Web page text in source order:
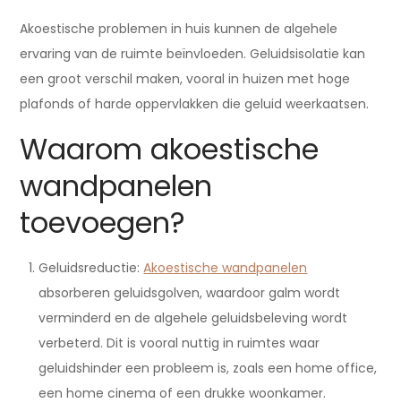
Akoestische problemen in huis kunnen de algehele
ervaring van de ruimte beïnvloeden. Geluidsisolatie kan
een groot verschil maken, vooral in huizen met hoge
plafonds of harde oppervlakken die geluid weerkaatsen.
Waarom akoestische
wandpanelen
toevoegen?
Geluidsreductie:Akoestische wandpanelen
absorberen geluidsgolven, waardoor galm wordt
verminderd en de algehele geluidsbeleving wordt
verbeterd. Dit is vooral nuttig in ruimtes waar
geluidshinder een probleem is, zoals een home office,
een home cinema of een drukke woonkamer.